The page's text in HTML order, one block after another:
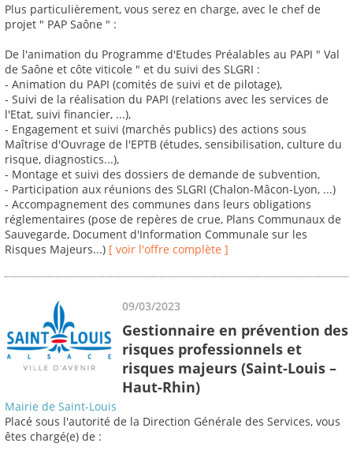
Plus particulièrement, vous serez en charge, avec le chef de
projet " PAP Saône " :
De l'animation du Programme d'Etudes Préalables au PAPI " Val
de Saône et côte viticole " et du suivi des SLGRI :
- Animation du PAPI (comités de suivi et de pilotage),
- Suivi de la réalisation du PAPI (relations avec les services de
l'Etat, suivi financier, ...),
- Engagement et suivi (marchés publics) des actions sous
Maîtrise d'Ouvrage de l'EPTB (études, sensibilisation, culture du
risque, diagnostics...),
- Montage et suivi des dossiers de demande de subvention,
- Participation aux réunions des SLGRI (Chalon-Mâcon-Lyon, ...)
- Accompagnement des communes dans leurs obligations
réglementaires (pose de repères de crue, Plans Communaux de
Sauvegarde, Document d'Information Communale sur les
Risques Majeurs...) [ voir l'offre complète ]
09/03/2023
Gestionnaire en prévention des
risques professionnels et
risques majeurs (Saint-Louis –
Haut-Rhin)
Mairie de Saint-Louis
Placé sous l'autorité de la Direction Générale des Services, vous
êtes chargé(e) de :